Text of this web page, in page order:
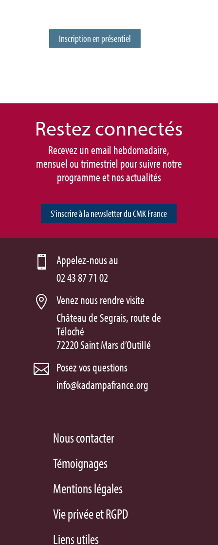
Inscription en présentiel
Restez connectés
Recevez un email hebdomadaire,
mensuel ou trimestriel pour suivre notre
programme et nos actualités
S'inscrire à la newsletter du CMK France

Appelez-nous au
02 43 87 71 02

Venez nous rendre visite
Château de Segrais, route de
Téloché
72220 Saint Mars d’Outillé
 Posez vos questions
info@kadampafrance.org
Nous contacter
Témoignages
Mentions légales
Vie privée et RGPD
Liens utiles